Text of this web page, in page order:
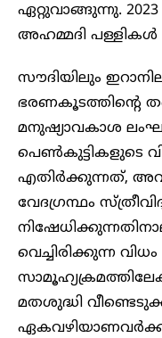
ഏറ്റുവാങ്ങുന്നു.
അഹമ്മദി പള്ളികൾ
സൗദിയിലും
ഭരണകൂടത്തിന്റെ
മനുഷ്യാവകാശ
പെൺകുട്ടികളുടെ
എതിർക്കുന്നത്,
വേദഗ്രന്ഥം
വെച്ചിരിക്കുന്ന
മതശുദ്ധി